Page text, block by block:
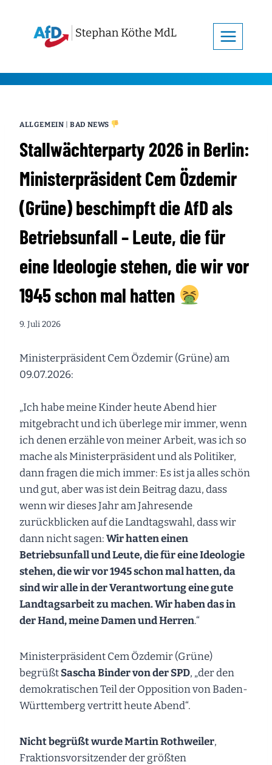
springen
ALLGEMEIN |BAD NEWS
Stallwächterparty 2026 in Berlin:
Ministerpräsident Cem Özdemir
(Grüne) beschimpft die AfD als
Betriebsunfall – Leute, die für
eine Ideologie stehen, die wir vor
1945 schon mal hatten
9. Juli 2026
Ministerpräsident Cem Özdemir (Grüne) am
09.07.2026:
„Ich habe meine Kinder heute Abend hier
mitgebracht und ich überlege mir immer, wenn
ich denen erzähle von meiner Arbeit, was ich so
mache als Ministerpräsident und als Politiker,
dann fragen die mich immer: Es ist ja alles schön
und gut, aber was ist dein Beitrag dazu, dass
wenn wir dieses Jahr am Jahresende
zurückblicken auf die Landtagswahl, dass wir
dann nicht sagen:Wir hatten einen
Betriebsunfall und Leute, die für eine Ideologie
stehen, die wir vor 1945 schon mal hatten, da
sind wir alle in der Verantwortung eine gute
Landtagsarbeit zu machen. Wir haben das in
der Hand, meine Damen und Herren.“
Ministerpräsident Cem Özdemir (Grüne)
begrüßtSascha Binder von der SPD, „der den
demokratischen Teil der Opposition von Baden-
Württemberg vertritt heute Abend“.
Nicht begrüßt wurde Martin Rothweiler,
Fraktionsvorsitzender der größten